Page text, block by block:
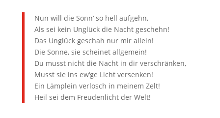
Nun will die Sonn‘ so hell aufgehn,
Als sei kein Unglück die Nacht geschehn!
Das Unglück geschah nur mir allein!
Die Sonne, sie scheinet allgemein!
Du musst nicht die Nacht in dir verschränken,
Musst sie ins ew‘ge Licht versenken!
Ein Lämplein verlosch in meinem Zelt!
Heil sei dem Freudenlicht der Welt!